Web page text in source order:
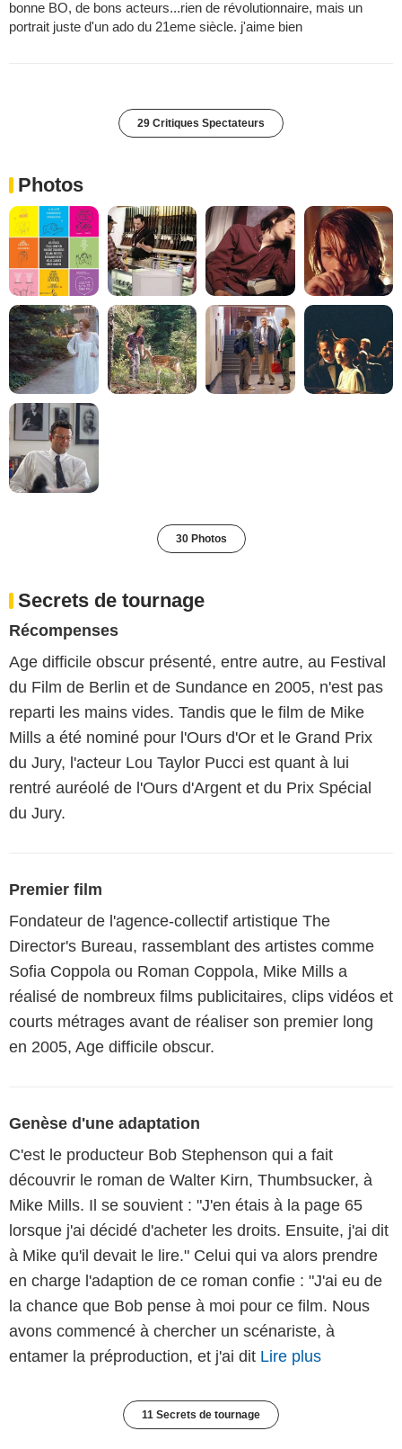
bonne BO, de bons acteurs...rien de révolutionnaire, mais un
portrait juste d'un ado du 21eme siècle. j'aime bien
29 Critiques Spectateurs
Photos
30 Photos
Secrets de tournage
Récompenses
Age difficile obscur présenté, entre autre, au Festival
du Film de Berlin et de Sundance en 2005, n'est pas
reparti les mains vides. Tandis que le film de Mike
Mills a été nominé pour l'Ours d'Or et le Grand Prix
du Jury, l'acteur Lou Taylor Pucci est quant à lui
rentré auréolé de l'Ours d'Argent et du Prix Spécial
du Jury.
Premier film
Fondateur de l'agence-collectif artistique The
Director's Bureau, rassemblant des artistes comme
Sofia Coppola ou Roman Coppola, Mike Mills a
réalisé de nombreux films publicitaires, clips vidéos et
courts métrages avant de réaliser son premier long
en 2005, Age difficile obscur.
Genèse d'une adaptation
C'est le producteur Bob Stephenson qui a fait
découvrir le roman de Walter Kirn, Thumbsucker, à
Mike Mills. Il se souvient : "J'en étais à la page 65
lorsque j'ai décidé d'acheter les droits. Ensuite, j'ai dit
à Mike qu'il devait le lire." Celui qui va alors prendre
en charge l'adaption de ce roman confie : "J'ai eu de
la chance que Bob pense à moi pour ce film. Nous
avons commencé à chercher un scénariste, à
entamer la préproduction, et j'ai dit Lire plus
11 Secrets de tournage